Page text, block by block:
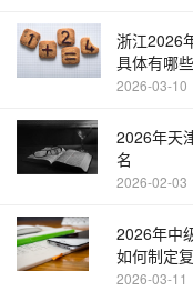
浙江2026
具体有哪些
2026-03-10
2026年天
名
2026-02-03
2026年中
如何制定
2026-03-11